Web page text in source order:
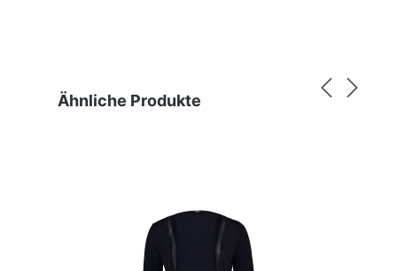
Produktgalerie überspringen
Ähnliche Produkte